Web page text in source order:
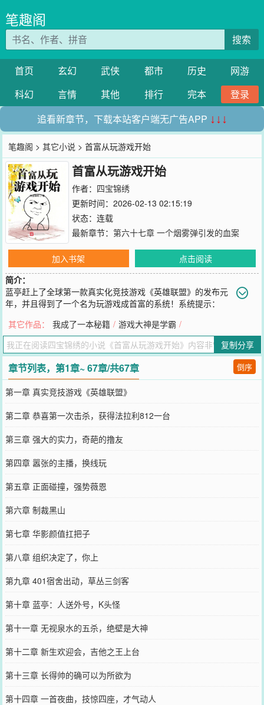
笔趣阁
搜索
首页 玄幻 武侠 都市 历史
网游
科幻
言情 其他 排行 完本
登录
追看新章节，下载本站客户端无广告APP ↓↓↓
笔趣阁 >其它小说 > 首富从玩游戏开始
首富从玩游戏开始
作者： 四宝锦绣
更新时间：2026-02-13 02:15:19
状态：连载
最新章节： 第六十七章 一个烟雾弹引发的血案
加入书架
点击阅读
简介：
蓝亭赶上了全球第一款真实化竞技游戏《英雄联盟》的发布元
年，并且得到了一个名为玩游戏成首富的系统！系统提示：
【恭喜玩家完成首次击杀，获得法拉利911一台！】【恭喜玩家完成
首次五杀，获得一千万现金存款！】蓝亭：真香！自此，为了可以有
钱玩游戏，蓝亭拼命玩游戏赚钱！游戏1群：526545632）游戏2群：
878311302（升级中……）
您要是觉得《 首富从玩游戏开始》还不错的话请不要忘记向您QQ群和
微博微信里的朋友推荐哦！
其它作品： 我成了一本秘籍 / 游戏大神是学霸 /
复制分享
章节列表，第1章~ 67章/共67章 倒序
第一章 真实竞技游戏《英雄联盟》
第二章 恭喜第一次击杀，获得法拉利812一台
第三章 强大的实力，奇葩的撸友
第四章 嚣张的主播，换线玩
第五章 正面碰撞，强势薇恩
第六章 制裁黑山
第七章 华影颜值扛把子
第八章 组织决定了，你上
第九章 401宿舍出动，草丛三剑客
第十章 蓝亭：人送外号，K头怪
第十一章 无视泉水的五杀，绝壁是大神
第十二章 新生欢迎会，吉他之王上台
第十三章 长得帅的确可以为所欲为
第十四章 一首夜曲，技惊四座，才气动人